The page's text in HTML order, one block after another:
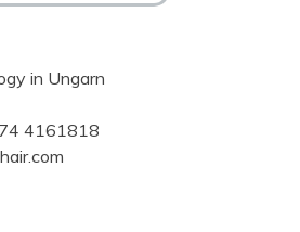
in Ungarn
4161818